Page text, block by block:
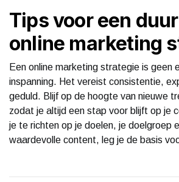
Tips voor een
online marketing
Een online marketing strategie is geen
inspanning. Het vereist consistentie,
geduld. Blijf op de hoogte van nieuwe
zodat je altijd een stap voor blijft op je
je te richten op je doelen, je doelgroep
waardevolle content, leg je de basis